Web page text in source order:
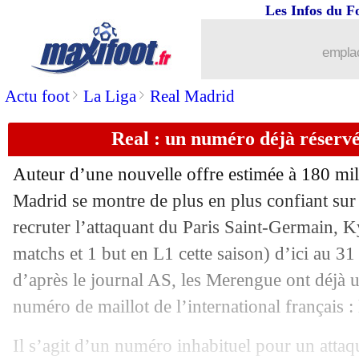
Actu foot> La Liga> Real Madrid
Les Infos du
Real : un numéro déjà
Auteur d’une nouvelle offre estimée à 180
Madrid se montre de plus en plus confiant sur
recruter l’attaquant du Paris Saint-Germain,
matchs et 1 but en L1 cette saison) d’ici au
d’après le journal AS, les Merengue ont déjà
numéro de maillot de l’international français
Il s’agit d’un numéro inhabituel pour un
Leicester : Vardy ne compte pas
27/08 Chelsea: Koundé, le démenti de
: Ramos, Thiago Silva ne digère
27/08 Liverpool: le tirage, Klopp préfère
27/08 PSG: Le Graët veut voir Mbappé
27/08 Man City : fin de la piste Ronaldo !
27/08 PSG: une prise de contact pour
Man City : Guardiola évoque le cas